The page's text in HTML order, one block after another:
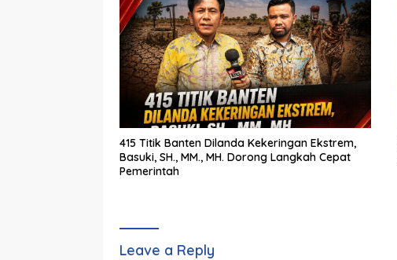
415 Titik Banten Dilanda Kekeringan Ekstrem,
Basuki, SH., MM., MH. Dorong Langkah Cepat
Pemerintah
Leave a Reply